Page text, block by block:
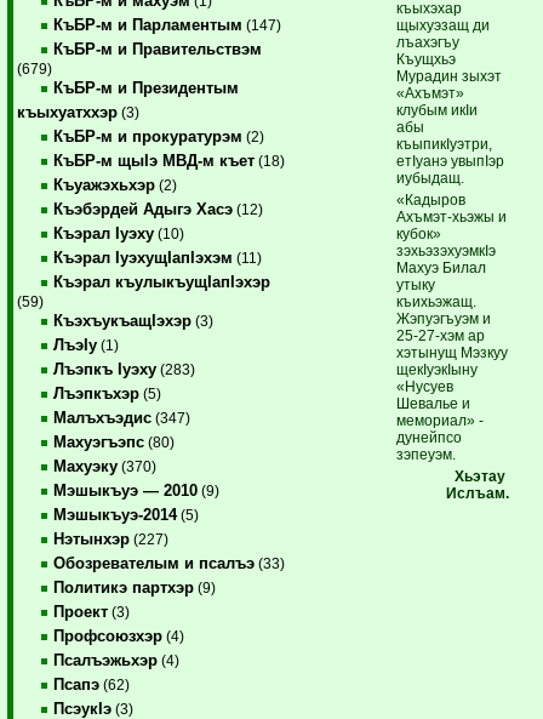
КъБР-м и Парламентым (147)
КъБР-м и Правительствэм
(679)
КъБР-м и Президентым
къыхуатххэр (3)
КъБР-м и прокуратурэм (2)
КъБР-м щыIэ МВД-м къет (18)
Къуажэхьхэр (2)
Къэбэрдей Адыгэ Хасэ (12)
Къэрал Iуэху (10)
Къэрал IуэхущIапIэхэм (11)
Къэрал къулыкъущIапIэхэр
(59)
КъэхъукъащIэхэр (3)
ЛъэIу (1)
Лъэпкъ Iуэху (283)
Лъэпкъхэр (5)
Малъхъэдис (347)
Махуэгъэпс (80)
Махуэку (370)
Мэшыкъуэ — 2010 (9)
Мэшыкъуэ-2014(5)
Нэтынхэр (227)
Обозревателым и псалъэ (33)
Политикэ партхэр (9)
Проект (3)
Профсоюзхэр (4)
Псалъэжьхэр (4)
Псапэ (62)
ПсэукIэ (3)
къыхэхар
щыхуэзащ ди
лъахэгъу
Къущхьэ
Мурадин зыхэт
«Ахъмэт»
клубым икIи
абы
къыпикIуэтри,
етIуанэ увыпIэр
иубыдащ.
«Кадыров
Ахъмэт-хьэжы и
кубок»
зэхьэзэхуэмкIэ
Махуэ Билал
утыку
къихьэжащ.
Жэпуэгъуэм и
25-27-хэм ар
хэтынущ Мэзкуу
щекIуэкIыну
«Нусуев
Шевалье и
мемориал» ­
дунейпсо
зэпеуэм.
Хьэтау
Ислъам.